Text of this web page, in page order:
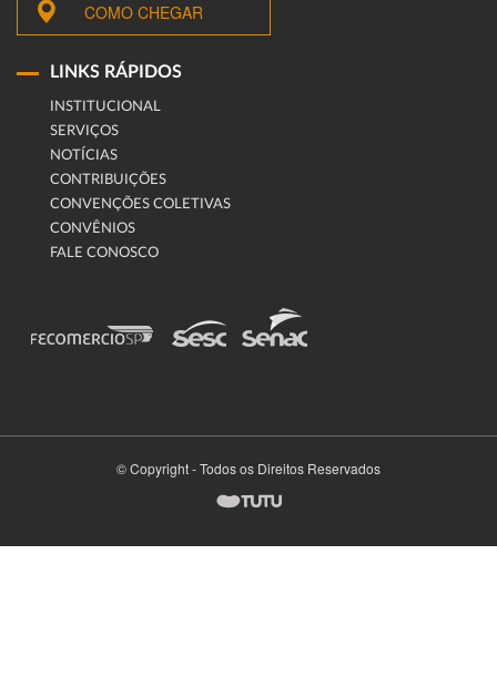
COMO CHEGAR
LINKS RÁPIDOS
INSTITUCIONAL
SERVIÇOS
NOTÍCIAS
CONTRIBUIÇÕES
CONVENÇÕES COLETIVAS
CONVÊNIOS
FALE CONOSCO
© Copyright - Todos os Direitos Reservados